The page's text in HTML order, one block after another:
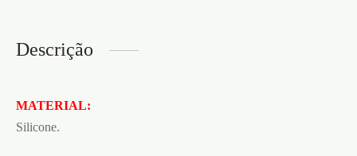
Descrição
MATERIAL:
Silicone.